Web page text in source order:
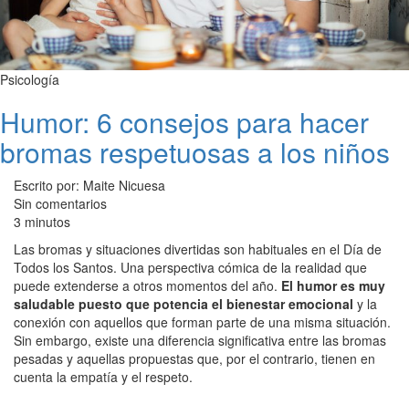
Psicología
Humor: 6 consejos para hacer
bromas respetuosas a los niños
Escrito por: Maite Nicuesa
Sin comentarios
3 minutos
Las bromas y situaciones divertidas son habituales en el Día de
Todos los Santos. Una perspectiva cómica de la realidad que
puede extenderse a otros momentos del año. El humor es muy
saludable puesto que potencia el bienestar emocional y la
conexión con aquellos que forman parte de una misma situación.
Sin embargo, existe una diferencia significativa entre las bromas
pesadas y aquellas propuestas que, por el contrario, tienen en
cuenta la empatía y el respeto.